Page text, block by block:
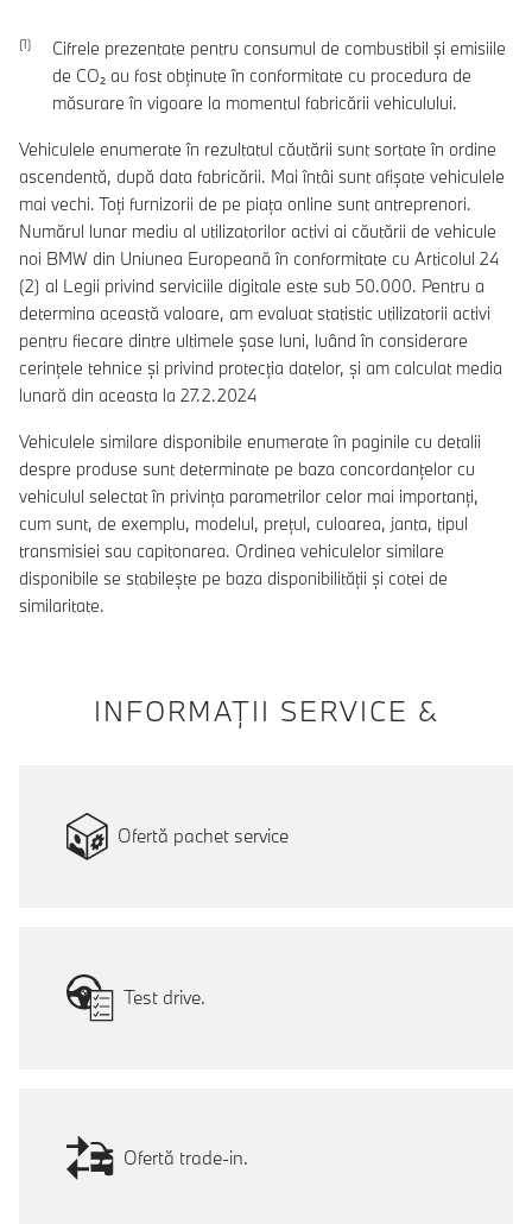
Cifrele prezentate pentru consumul de combustibil şi emisiile
de CO₂ au fost obţinute în conformitate cu procedura de
măsurare în vigoare la momentul fabricării vehiculului.
Vehiculele enumerate în rezultatul căutării sunt sortate în ordine
ascendentă, după data fabricării. Mai întâi sunt afișate vehiculele
mai vechi. Toți furnizorii de pe piața online sunt antreprenori.
Numărul lunar mediu al utilizatorilor activi ai căutării de vehicule
noi BMW din Uniunea Europeană în conformitate cu Articolul 24
(2) al Legii privind serviciile digitale este sub 50.000. Pentru a
determina această valoare, am evaluat statistic utilizatorii activi
pentru fiecare dintre ultimele șase luni, luând în considerare
cerințele tehnice și privind protecția datelor, și am calculat media
lunară din aceasta la 27.2.2024
Vehiculele similare disponibile enumerate în paginile cu detalii
despre produse sunt determinate pe baza concordanțelor cu
vehiculul selectat în privința parametrilor celor mai importanți,
cum sunt, de exemplu, modelul, prețul, culoarea, janta, tipul
transmisiei sau capitonarea. Ordinea vehiculelor similare
disponibile se stabilește pe baza disponibilității și cotei de
similaritate.
INFORMAŢII SERVICE &
Ofertă pachet service
Test drive.
Ofertă trade-in.